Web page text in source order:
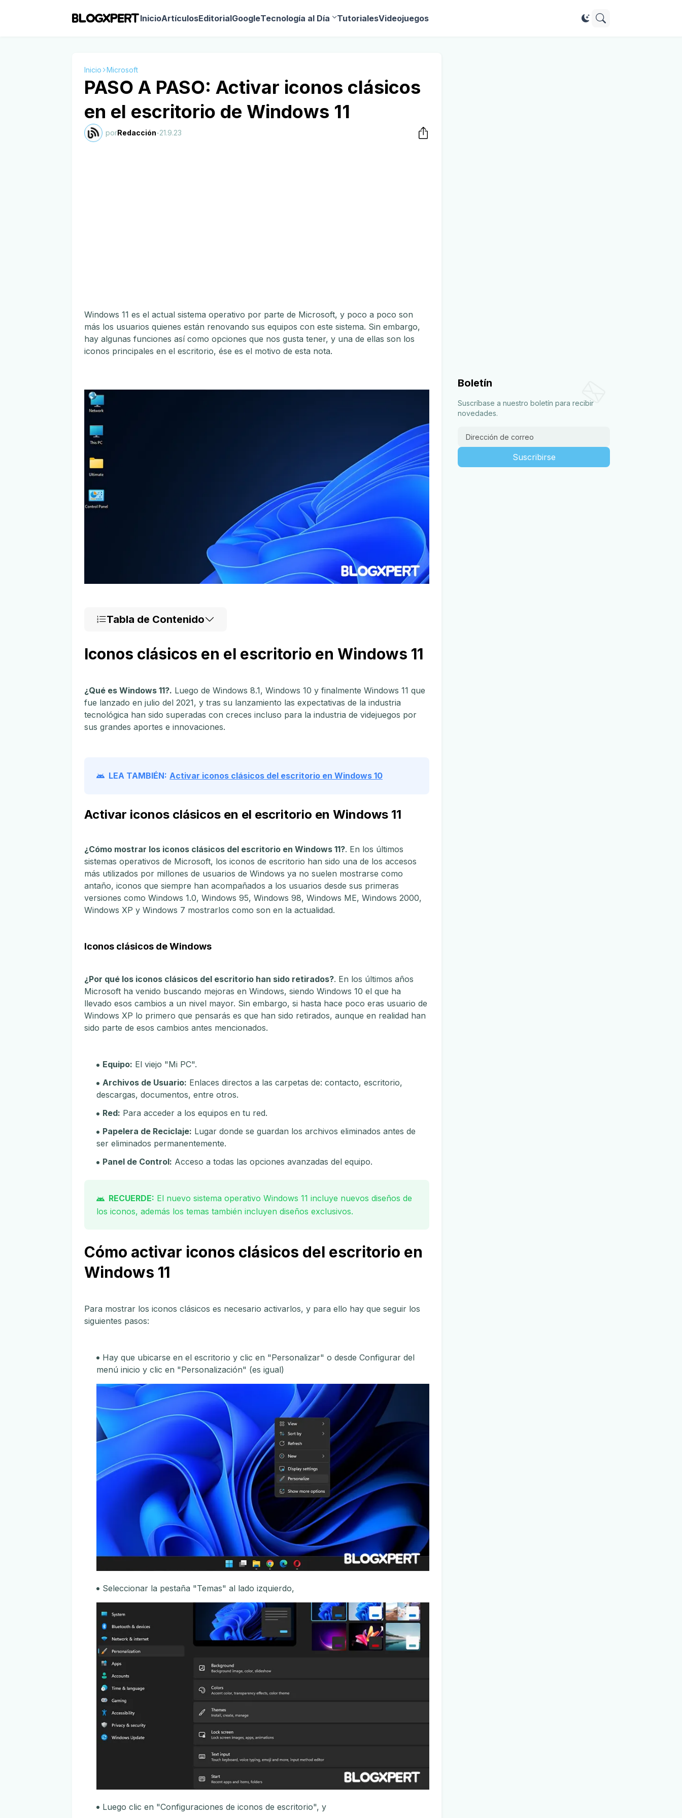
InicioArtículosEditorialGoogleTecnología al Día TutorialesVideojuegos
Inicio Microsoft
PASO A PASO: Activar iconos clásicos
en el escritorio de Windows 11
porRedacción-21.9.23
Windows 11 es el actual sistema operativo por parte de Microsoft, y poco a poco son
más los usuarios quienes están renovando sus equipos con este sistema. Sin embargo,
hay algunas funciones así como opciones que nos gusta tener, y una de ellas son los
iconos principales en el escritorio, ése es el motivo de esta nota.
Tabla de Contenido
Iconos clásicos en el escritorio en Windows 11
¿Qué es Windows 11?. Luego de Windows 8.1, Windows 10 y finalmente Windows 11 que
fue lanzado en julio del 2021, y tras su lanzamiento las expectativas de la industria
tecnológica han sido superadas con creces incluso para la industria de videjuegos por
sus grandes aportes e innovaciones.
LEA TAMBIÉN: Activar iconos clásicos del escritorio en Windows 10
Activar iconos clásicos en el escritorio en Windows 11
¿Cómo mostrar los iconos clásicos del escritorio en Windows 11?. En los últimos
sistemas operativos de Microsoft, los iconos de escritorio han sido una de los accesos
más utilizados por millones de usuarios de Windows ya no suelen mostrarse como
antaño, iconos que siempre han acompañados a los usuarios desde sus primeras
versiones como Windows 1.0, Windows 95, Windows 98, Windows ME, Windows 2000,
Windows XP y Windows 7 mostrarlos como son en la actualidad.
Iconos clásicos de Windows
¿Por qué los iconos clásicos del escritorio han sido retirados?. En los últimos años
Microsoft ha venido buscando mejoras en Windows, siendo Windows 10 el que ha
llevado esos cambios a un nivel mayor. Sin embargo, si hasta hace poco eras usuario de
Windows XP lo primero que pensarás es que han sido retirados, aunque en realidad han
sido parte de esos cambios antes mencionados.
Equipo: El viejo "Mi PC".
Archivos de Usuario: Enlaces directos a las carpetas de: contacto, escritorio,
descargas, documentos, entre otros.
Red: Para acceder a los equipos en tu red.
Papelera de Reciclaje: Lugar donde se guardan los archivos eliminados antes de
ser eliminados permanentemente.
Panel de Control: Acceso a todas las opciones avanzadas del equipo.
RECUERDE: El nuevo sistema operativo Windows 11 incluye nuevos diseños de
los iconos, además los temas también incluyen diseños exclusivos.
Cómo activar iconos clásicos del escritorio en
Windows 11
Para mostrar los iconos clásicos es necesario activarlos, y para ello hay que seguir los
siguientes pasos:
Hay que ubicarse en el escritorio y clic en "Personalizar" o desde Configurar del
menú inicio y clic en "Personalización" (es igual)
Seleccionar la pestaña "Temas" al lado izquierdo,
Luego clic en "Configuraciones de iconos de escritorio", y
Boletín
Suscríbase a nuestro boletín para recibir
novedades.